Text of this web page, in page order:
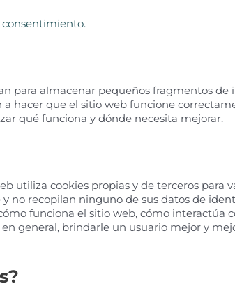
para almacenar pequeños fragmentos
a hacer que el sitio web funcione
qué funciona y dónde necesita mejorar.
utiliza cookies propias y de terceros para
no recopilan ninguno de sus datos de
funciona el sitio web, cómo interactúa
general, brindarle un usuario mejor y